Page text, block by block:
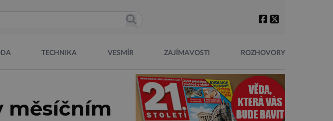
TECHNIKA VESMÍR ZAJÍMAVOSTI ROZHOVORY
měsíčním